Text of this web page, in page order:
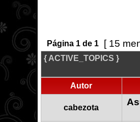
Página 1de 1 [ 15
{ ACTIVE_TOPICS }
Autor
cabezota